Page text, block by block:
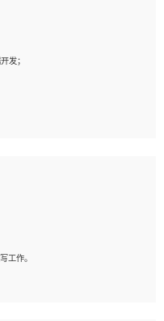
证书优先
、MS Project等；
工作积极主动；
能力；
发；
悉react优先；
工作。